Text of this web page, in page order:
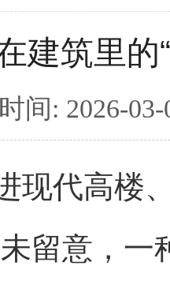
建筑里
时间: 2026-
代高楼、
留意，一